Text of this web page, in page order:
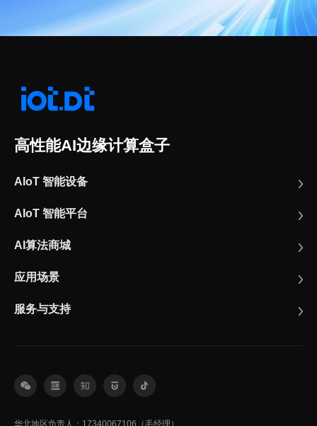
高性能AI边缘计算盒子
AIoT 智能设备
AIoT 智能平台
AI算法商城
应用场景
服务与支持
华北地区负责人：17340067106（毛经理）